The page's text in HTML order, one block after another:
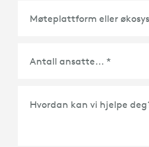
Hvordan kan vi hjelpe